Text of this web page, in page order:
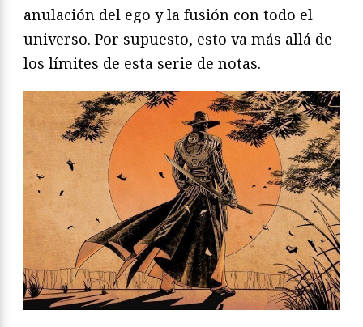
anulación del ego y la fusión con todo el
universo. Por supuesto, esto va más allá de
los límites de esta serie de notas.